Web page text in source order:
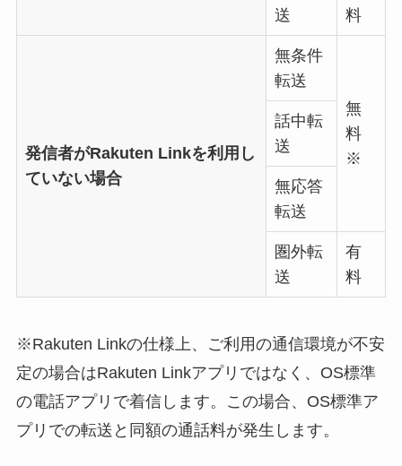
送
料
発信者がRakuten Linkを利用し
ていない場合
無条件
転送
無
料
※
話中転
送
無応答
転送
圏外転
送
有
料
※Rakuten Linkの仕様上、ご利用の通信環境が不安
定の場合はRakuten Linkアプリではなく、OS標準
の電話アプリで着信します。この場合、OS標準ア
プリでの転送と同額の通話料が発生します。